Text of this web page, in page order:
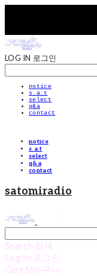
LOG IN 로그인
notice
s.a.t
select
q&a
contact
notice
s.a.t
select
q&a
contact
satomiradio
Search 검색
Log In 로그인
Cart 장바구니